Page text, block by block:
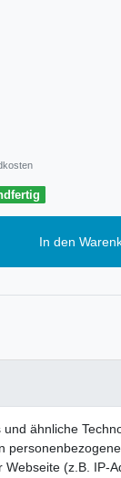
In den
ähnliche
(z.B. IP-